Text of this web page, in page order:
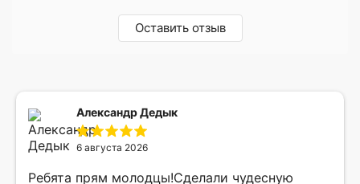
Оставить отзыв
Александр Дедык
6 августа 2026
Ребята прям молодцы!Сделали чудесную